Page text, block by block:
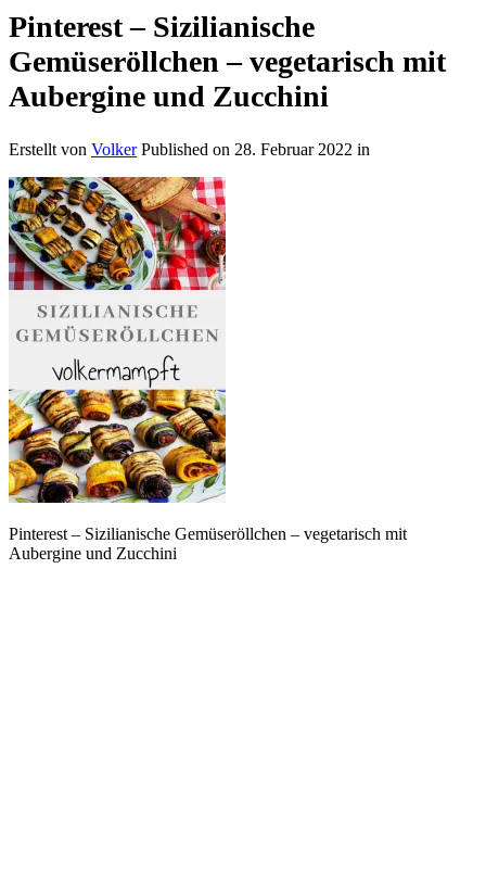
Pinterest – Sizilianische
Gemüseröllchen – vegetarisch mit
Aubergine und Zucchini
Erstellt von Volker Published on 28. Februar 2022 in
Pinterest – Sizilianische Gemüseröllchen – vegetarisch mit
Aubergine und Zucchini